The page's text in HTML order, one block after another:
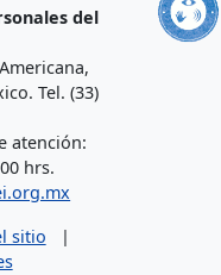
del
Tel. (33)
atención:
hrs.
sitio |